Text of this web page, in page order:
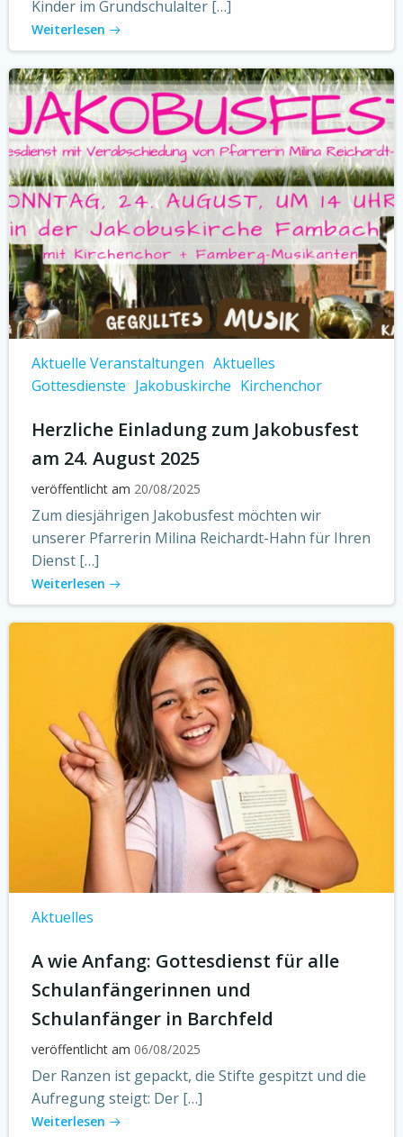
Kinder im Grundschulalter […]
Weiterlesen
Aktuelle Veranstaltungen Aktuelles
Gottesdienste Jakobuskirche Kirchenchor
Herzliche Einladung zum Jakobusfest
am 24. August 2025
veröffentlicht am 20/08/2025
Zum diesjährigen Jakobusfest möchten wir
unserer Pfarrerin Milina Reichardt-Hahn für Ihren
Dienst […]
Weiterlesen
Aktuelles
A wie Anfang: Gottesdienst für alle
Schulanfängerinnen und
Schulanfänger in Barchfeld
veröffentlicht am 06/08/2025
Der Ranzen ist gepackt, die Stifte gespitzt und die
Aufregung steigt: Der […]
Weiterlesen